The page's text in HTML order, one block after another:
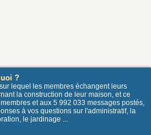
?
lequel les membres échangent leurs
la construction de leur maison, et ce
et aux 5 992 033 messages postés,
à vos questions sur l'administratif, la
le jardinage ...